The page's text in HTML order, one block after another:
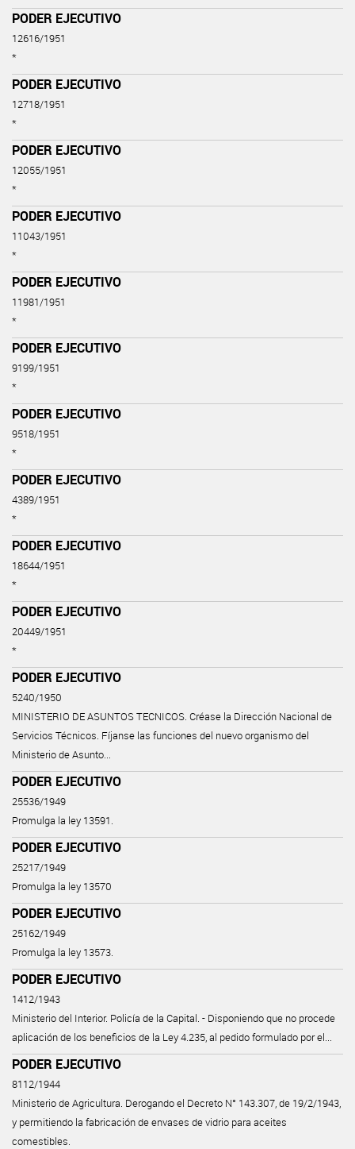
PODER EJECUTIVO
12616/1951
*
PODER EJECUTIVO
12718/1951
*
PODER EJECUTIVO
12055/1951
*
PODER EJECUTIVO
11043/1951
*
PODER EJECUTIVO
11981/1951
*
PODER EJECUTIVO
9199/1951
*
PODER EJECUTIVO
9518/1951
*
PODER EJECUTIVO
4389/1951
*
PODER EJECUTIVO
18644/1951
*
PODER EJECUTIVO
20449/1951
*
PODER EJECUTIVO
5240/1950
MINISTERIO DE ASUNTOS TECNICOS. Créase la Dirección Nacional de
Servicios Técnicos. Fíjanse las funciones del nuevo organismo del
Ministerio de Asunto...
PODER EJECUTIVO
25536/1949
Promulga la ley 13591.
PODER EJECUTIVO
25217/1949
Promulga la ley 13570
PODER EJECUTIVO
25162/1949
Promulga la ley 13573.
PODER EJECUTIVO
1412/1943
Ministerio del Interior. Policía de la Capital. - Disponiendo que no procede
aplicación de los beneficios de la Ley 4.235, al pedido formulado por el...
PODER EJECUTIVO
8112/1944
Ministerio de Agricultura. Derogando el Decreto N° 143.307, de 19/2/1943,
y permitiendo la fabricación de envases de vidrio para aceites
comestibles.